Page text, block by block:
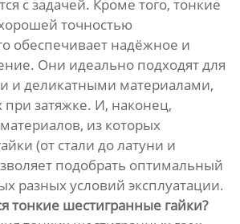
с задачей. Кроме того, тонкие
точностью
обеспечивает надёжное и
Они идеально подходят для
и деликатными материалами,
затяжке. И, наконец,
из которых
(от стали до латуни и
подобрать оптимальный
разных условий эксплуатации.
тонкие шестигранные гайки?